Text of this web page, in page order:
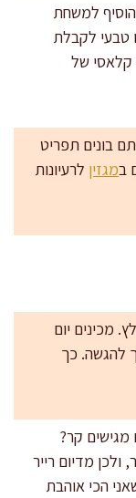
למשחת
או 5 גרם קקאו טבעי לקבלת
קלאסי של
בונים תפריט
במגזין לרעיונות
מכינים יום
להגשה. כך
מגישים קר?
מדיום רייר
שאני הכי אוהבת